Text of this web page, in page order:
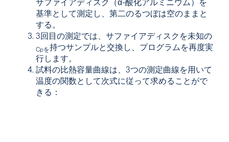
サファイアディスク（α-酸化アルミニウム）を
基準として測定し、第二のるつぼは空のままと
する。
3回目の測定では、サファイアディスクを未知の
Cpを持つサンプルと交換し、プログラムを再度実
行します。
試料の比熱容量曲線は、3つの測定曲線を用いて
温度の関数として次式に従って求めることがで
きる：